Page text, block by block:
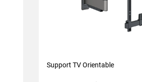
Support TV Orientable